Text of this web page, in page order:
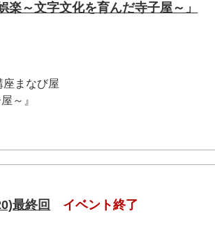
～文字文化を育んだ寺子屋～」
座まなび屋
～』
最終回 イベント終了